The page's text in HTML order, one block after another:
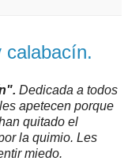
calabacín.
Dedicada a todos
apetecen porque
quitado el
la quimio. Les
miedo.